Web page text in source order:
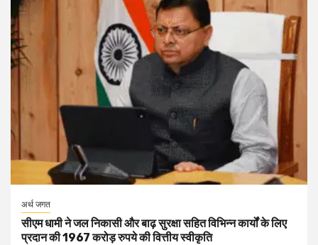
अर्थ जगत
सीएम धामी ने जल निकासी और बाढ़ सुरक्षा सहित विभिन्न कार्यों के लिए
प्रदान की 1967 करोड़ रुपये की वित्तीय स्वीकृति